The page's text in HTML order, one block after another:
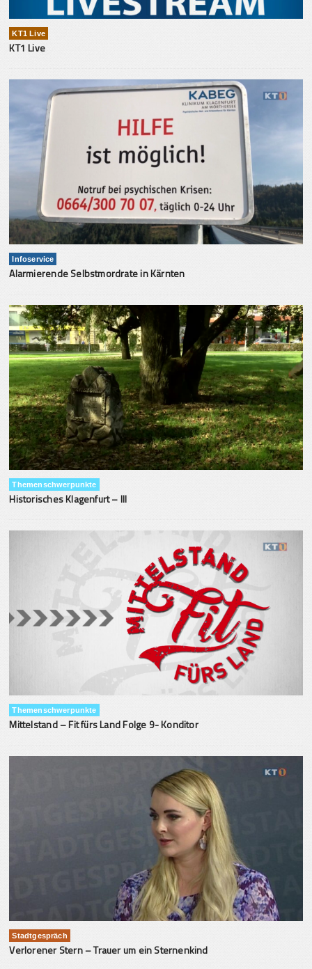
KT1 Live
KT1 Live
Infoservice
Alarmierende Selbstmordrate in Kärnten
Themenschwerpunkte
Historisches Klagenfurt – III
Themenschwerpunkte
Mittelstand – Fit fürs Land Folge 9- Konditor
Stadtgespräch
Verlorener Stern – Trauer um ein Sternenkind